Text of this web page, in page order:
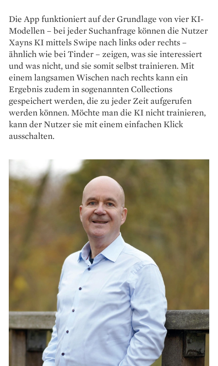
Die App funktioniert auf der Grundlage von vier KI-
Modellen – bei jeder Suchanfrage können die Nutzer
Xayns KI mittels Swipe nach links oder rechts –
ähnlich wie bei Tinder – zeigen, was sie interessiert
und was nicht, und sie somit selbst trainieren. Mit
einem langsamen Wischen nach rechts kann ein
Ergebnis zudem in sogenannten Collections
gespeichert werden, die zu jeder Zeit aufgerufen
werden können. Möchte man die KI nicht trainieren,
kann der Nutzer sie mit einem einfachen Klick
ausschalten.